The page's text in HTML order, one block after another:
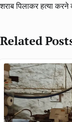
शराब पिलाकर हत्या करने
Related